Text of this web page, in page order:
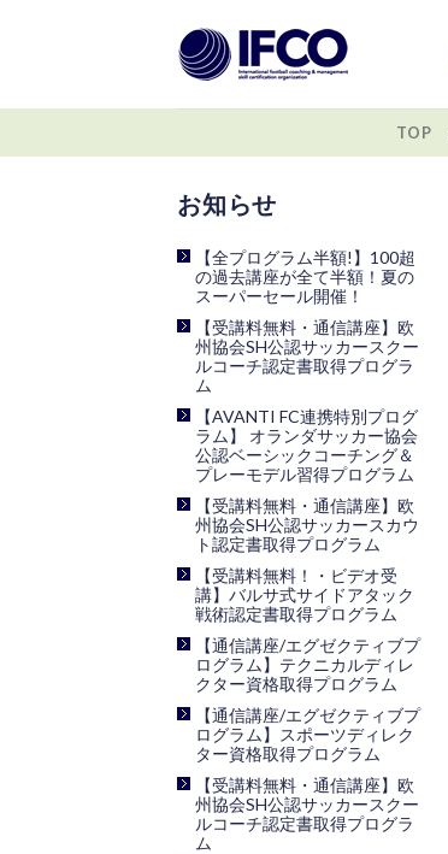
TOP
【全プログラム半額!】100超
の過去講座が全て半額！夏の
スーパーセール開催！
【受講料無料・通信講座】欧
州協会SH公認サッカースクー
ルコーチ認定書取得プログラ
ム
【AVANTI FC連携特別プログ
ラム】 オランダサッカー協会
公認ベーシックコーチング＆
プレーモデル習得プログラム
【受講料無料・通信講座】欧
州協会SH公認サッカースカウ
ト認定書取得プログラム
【受講料無料！・ビデオ受
講】バルサ式サイドアタック
戦術認定書取得プログラム
【通信講座/エグゼクティブプ
ログラム】テクニカルディレ
クター資格取得プログラム
【通信講座/エグゼクティブプ
ログラム】スポーツディレク
ター資格取得プログラム
【受講料無料・通信講座】欧
州協会SH公認サッカースクー
ルコーチ認定書取得プログラ
ム